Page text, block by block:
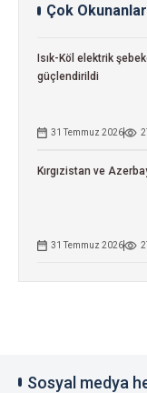
Çok Okunanlar
Isık-Köl elektrik
güçlendirildi
31 Temmuz 2026
Kırgızistan ve
31 Temmuz 2026
Sosyal medya